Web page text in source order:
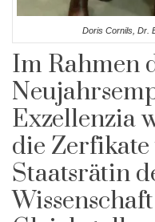
Doris Cornils, Dr.
Im Rahmen
Exzellenzia
die Zerfikate
Staatsrätin